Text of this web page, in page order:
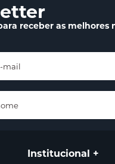
receberas melhores
Institucional